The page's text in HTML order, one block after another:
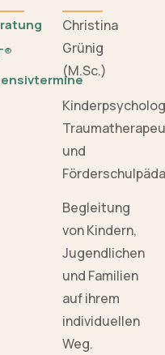
Christina
Grünig
(M.Sc.)
und
Begleitung
von Kindern,
Jugendlichen
und Familien
auf ihrem
individuellen
Weg.